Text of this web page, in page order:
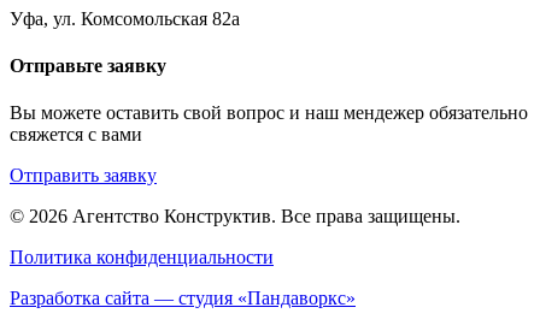
Уфа, ул. Комсомольская 82а
Отправьте заявку
Вы можете оставить свой вопрос и наш мендежер обязательно
свяжется с вами
Отправить заявку
© 2026 Агентство Конструктив. Все права защищены.
Политика конфиденциальности
Разработка сайта — студия «Пандаворкс»